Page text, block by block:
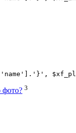
фото? 3